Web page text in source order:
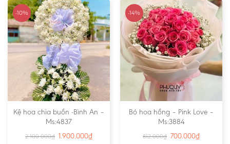
-10%
Kệ hoa chia buồn -Bình An –
Ms:4837
2.100.000₫ 1.900.000₫
-14%
Bó hoa hồng – Pink Love –
Ms:3884
812.000₫ 700.000₫